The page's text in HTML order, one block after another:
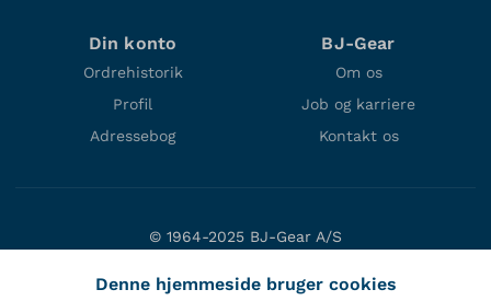
Din konto
Ordrehistorik
Profil
Adressebog
BJ-Gear
Om os
Job og karriere
Kontakt os
© 1964-2025 BJ-Gear A/S
DK-8660 Skanderborg
Denne hjemmeside bruger cookies